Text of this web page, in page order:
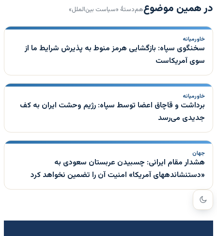
در همین موضوعهم‌دستهٔ «سیاست بین‌الملل»
خاورمیانه
سخنگوی سپاه: بازگشایی هرمز منوط به پذیرش شرایط ما از
سوی آمریکاست
خاورمیانه
برداشت و قاچاق اعضا توسط سپاه: رژیم وحشت ایران به کف
جدیدی می‌رسد
جهان
هشدار مقام ایرانی: چسبیدن عربستان سعودی به
«دستنشاندههای آمریکا» امنیت آن را تضمین نخواهد کرد